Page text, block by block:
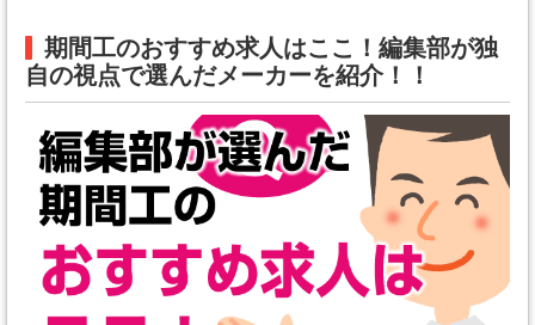
期間工のおすすめ求人はここ！編集部が独
自の視点で選んだメーカーを紹介！！